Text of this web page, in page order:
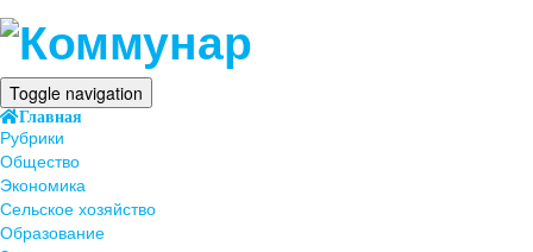
Toggle navigation
Главная
Рубрики
Общество
Экономика
Сельское хозяйство
Образование